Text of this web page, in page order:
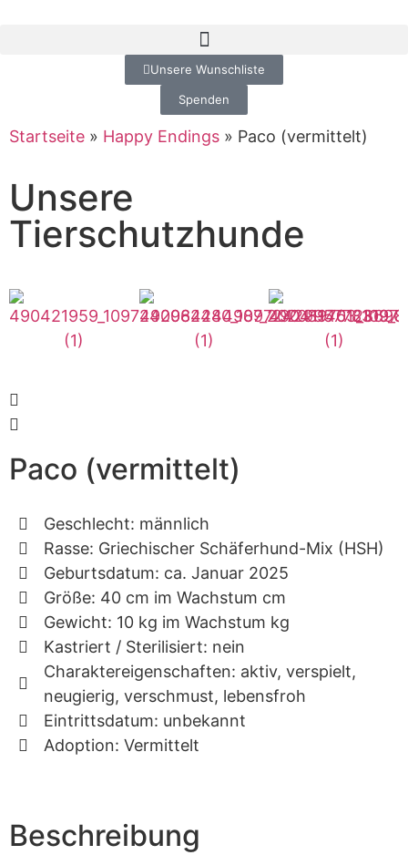
Unsere Wunschliste
Spenden
Startseite » Happy Endings » Paco (vermittelt)
Unsere
Tierschutzhunde
Paco (vermittelt)
Geschlecht: männlich
Rasse: Griechischer Schäferhund-Mix (HSH)
Geburtsdatum: ca. Januar 2025
Größe: 40 cm im Wachstum cm
Gewicht: 10 kg im Wachstum kg
Kastriert / Sterilisiert: nein
Charaktereigenschaften: aktiv, verspielt,
neugierig, verschmust, lebensfroh
Eintrittsdatum: unbekannt
Adoption: Vermittelt
Beschreibung